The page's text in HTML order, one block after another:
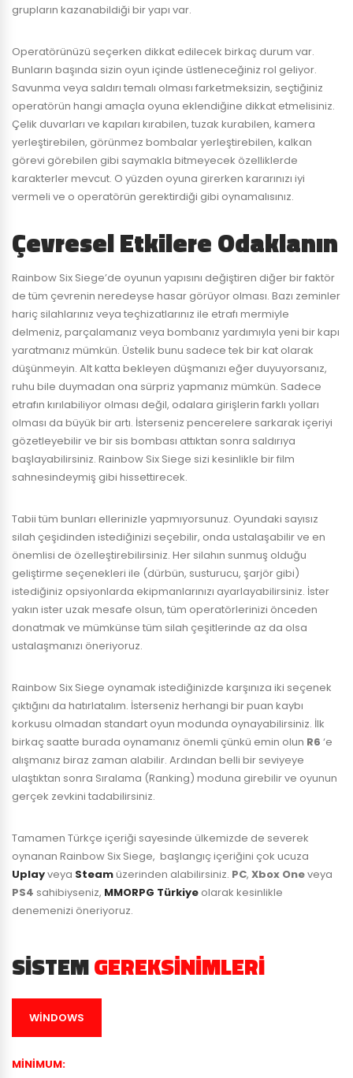
grupların kazanabildiği bir yapı var.
Operatörünüzü seçerken dikkat edilecek birkaç durum var.
Bunların başında sizin oyun içinde üstleneceğiniz rol geliyor.
Savunma veya saldırı temalı olması farketmeksizin, seçtiğiniz
operatörün hangi amaçla oyuna eklendiğine dikkat etmelisiniz.
Çelik duvarları ve kapıları kırabilen, tuzak kurabilen, kamera
yerleştirebilen, görünmez bombalar yerleştirebilen, kalkan
görevi görebilen gibi saymakla bitmeyecek özelliklerde
karakterler mevcut. O yüzden oyuna girerken kararınızı iyi
vermeli ve o operatörün gerektirdiği gibi oynamalısınız.
Çevresel Etkilere Odaklanın
Rainbow Six Siege’de oyunun yapısını değiştiren diğer bir faktör
de tüm çevrenin neredeyse hasar görüyor olması. Bazı zeminler
hariç silahlarınız veya teçhizatlarınız ile etrafı mermiyle
delmeniz, parçalamanız veya bombanız yardımıyla yeni bir kapı
yaratmanız mümkün. Üstelik bunu sadece tek bir kat olarak
düşünmeyin. Alt katta bekleyen düşmanızı eğer duyuyorsanız,
ruhu bile duymadan ona sürpriz yapmanız mümkün. Sadece
etrafın kırılabiliyor olması değil, odalara girişlerin farklı yolları
olması da büyük bir artı. İsterseniz pencerelere sarkarak içeriyi
gözetleyebilir ve bir sis bombası attıktan sonra saldırıya
başlayabilirsiniz. Rainbow Six Siege sizi kesinlikle bir film
sahnesindeymiş gibi hissettirecek.
Tabii tüm bunları ellerinizle yapmıyorsunuz. Oyundaki sayısız
silah çeşidinden istediğinizi seçebilir, onda ustalaşabilir ve en
önemlisi de özelleştirebilirsiniz. Her silahın sunmuş olduğu
geliştirme seçenekleri ile (dürbün, susturucu, şarjör gibi)
istediğiniz opsiyonlarda ekipmanlarınızı ayarlayabilirsiniz. İster
yakın ister uzak mesafe olsun, tüm operatörlerinizi önceden
donatmak ve mümkünse tüm silah çeşitlerinde az da olsa
ustalaşmanızı öneriyoruz.
Rainbow Six Siege oynamak istediğinizde karşınıza iki seçenek
çıktığını da hatırlatalım. İsterseniz herhangi bir puan kaybı
korkusu olmadan standart oyun modunda oynayabilirsiniz. İlk
birkaç saatte burada oynamanız önemli çünkü emin olun R6 ‘e
alışmanız biraz zaman alabilir. Ardından belli bir seviyeye
ulaştıktan sonra Sıralama (Ranking) moduna girebilir ve oyunun
gerçek zevkini tadabilirsiniz.
Tamamen Türkçe içeriği sayesinde ülkemizde de severek
oynanan Rainbow Six Siege, başlangıç içeriğini çok ucuza
Uplayveya Steamüzerinden alabilirsiniz. PC, Xbox Oneveya
PS4 sahibiyseniz, MMORPG Türkiye olarak kesinlikle
denemenizi öneriyoruz.
SISTEMGEREKSINIMLERI
WINDOWS
MINIMUM: